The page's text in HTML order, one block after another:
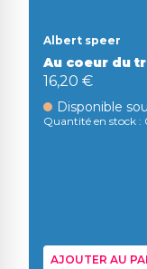
Albert speer
Au coeur du
16,20 €
Disponible
Quantité en stock :
AJOUTER AU